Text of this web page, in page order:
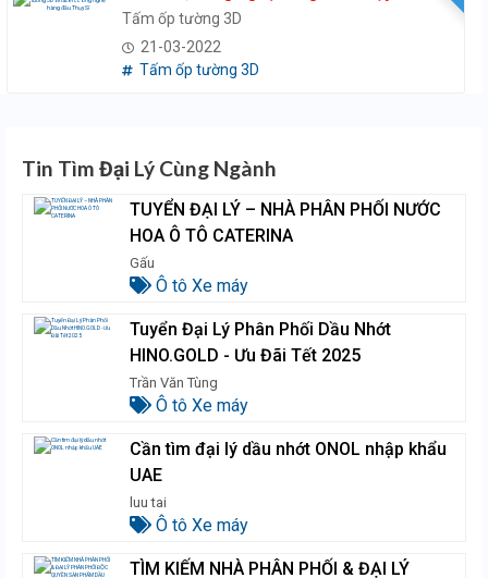
Tấm ốp tường 3D
21-03-2022
Tấm ốp tường 3D
Tin Tìm Đại Lý Cùng Ngành
TUYỂN ĐẠI LÝ – NHÀ PHÂN PHỐI NƯỚC
HOA Ô TÔ CATERINA
Gấu
Ô tô Xe máy
Tuyển Đại Lý Phân Phối Dầu Nhớt
HINO.GOLD - Ưu Đãi Tết 2025
Trần Văn Tùng
Ô tô Xe máy
Cần tìm đại lý dầu nhớt ONOL nhập khẩu
UAE
luu tai
Ô tô Xe máy
TÌM KIẾM NHÀ PHÂN PHỐI & ĐẠI LÝ